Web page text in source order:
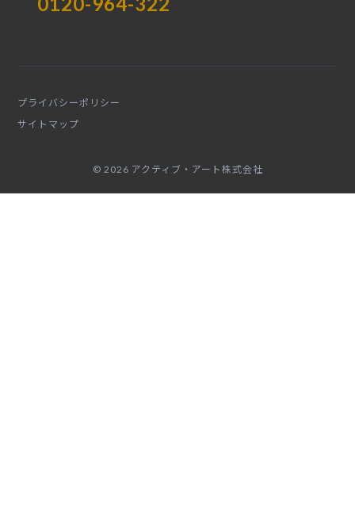
プライバシーポリシー
サイトマップ
© 2026 アクティブ・アート株式会社